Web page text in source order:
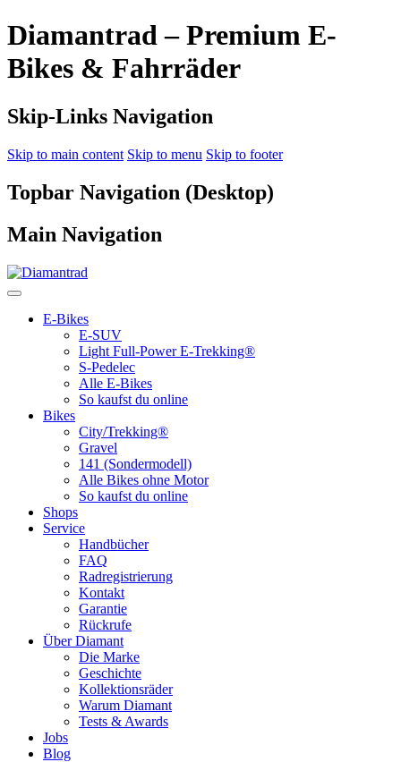
Diamantrad – Premium E-
Bikes & Fahrräder
Skip-Links Navigation
Skip to main content Skip to menu Skip to footer
Topbar Navigation (Desktop)
Main Navigation
E-Bikes
E-SUV
Light Full-Power E-Trekking®
S-Pedelec
Alle E-Bikes
So kaufst du online
Bikes
City/Trekking®
Gravel
141 (Sondermodell)
Alle Bikes ohne Motor
So kaufst du online
Shops
Service
Handbücher
FAQ
Radregistrierung
Kontakt
Garantie
Rückrufe
Über Diamant
Die Marke
Geschichte
Kollektionsräder
Warum Diamant
Tests & Awards
Jobs
Blog